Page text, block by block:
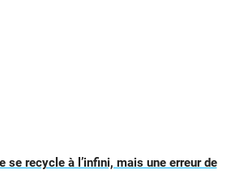
se recycle à l’infini, mais une erreur de